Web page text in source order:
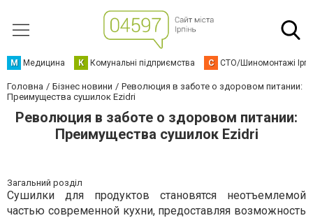
М Медицина К Комунальні підприємства С СТО/Шиномонтажі
Головна Бізнес новини
Революция в заботе о здоровом питании:
Преимущества сушилок Ezidri
Революция в заботе о здоровом питании:
Преимущества сушилок Ezidri
Загальний розділ
Сушилки для продуктов становятся неотъемлемой
частью современной кухни, предоставляя возможность